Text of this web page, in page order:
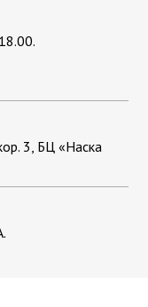
3, БЦ «Наска